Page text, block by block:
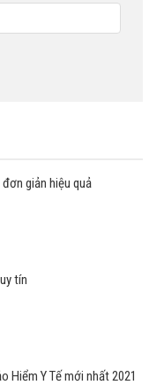
giản hiệu quả
tín
Hiểm Y Tế mới nhất 2021